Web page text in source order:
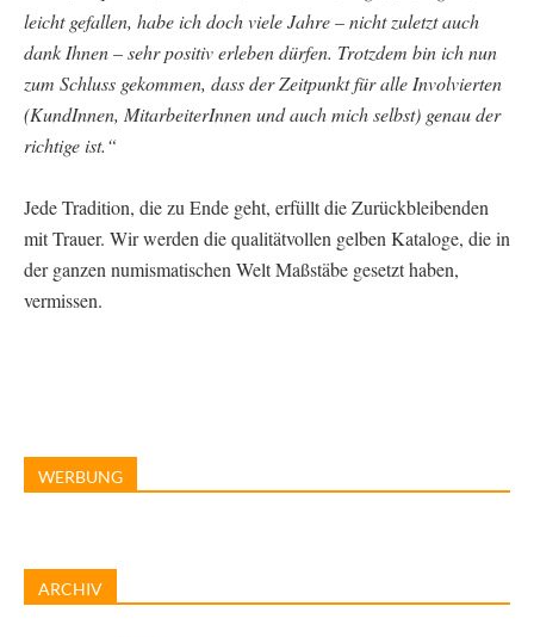
leicht gefallen, habe ich doch viele Jahre – nicht zuletzt auch
dank Ihnen – sehr positiv erleben dürfen. Trotzdem bin ich nun
zum Schluss gekommen, dass der Zeitpunkt für alle Involvierten
(KundInnen, MitarbeiterInnen und auch mich selbst) genau der
richtige ist.“
Jede Tradition, die zu Ende geht, erfüllt die Zurückbleibenden
mit Trauer. Wir werden die qualitätvollen gelben Kataloge, die in
der ganzen numismatischen Welt Maßstäbe gesetzt haben,
vermissen.
WERBUNG
ARCHIV